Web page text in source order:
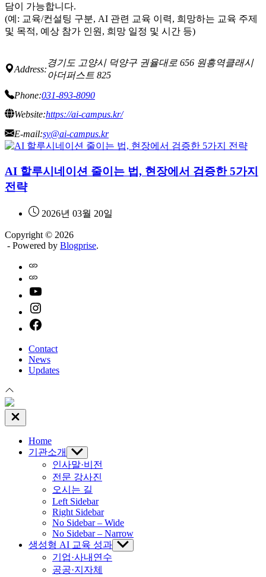
담이 가능합니다.
(예: 교육/컨설팅 구분, AI 관련 교육 이력, 희망하는 교육 주제
및 목적, 예상 참가 인원, 희망 일정 및 시간 등)
Address:
경기도 고양시 덕양구 권율대로 656 원흥역클래시
아더퍼스트 825
Phone:031-893-8090
Website:https://ai-campus.kr/
E-mail:sy@ai-campus.kr
AI 할루시네이션 줄이는 법, 현장에서 검증한 5가지
전략
2026년 03월 20일
Copyright © 2026
- Powered by Blogprise.
Contact
News
Updates
Close
Off
Home
기관소개
Show
sub
menu
인사말·비전
전문 강사진
오시는 길
Left Sidebar
Right Sidebar
No Sidebar – Wide
No Sidebar – Narrow
생성형 AI 교육 성과 Show
sub
기업·사내연수
공공·지자체